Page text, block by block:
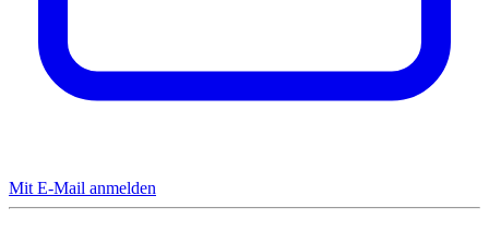
Mit E-Mail anmelden